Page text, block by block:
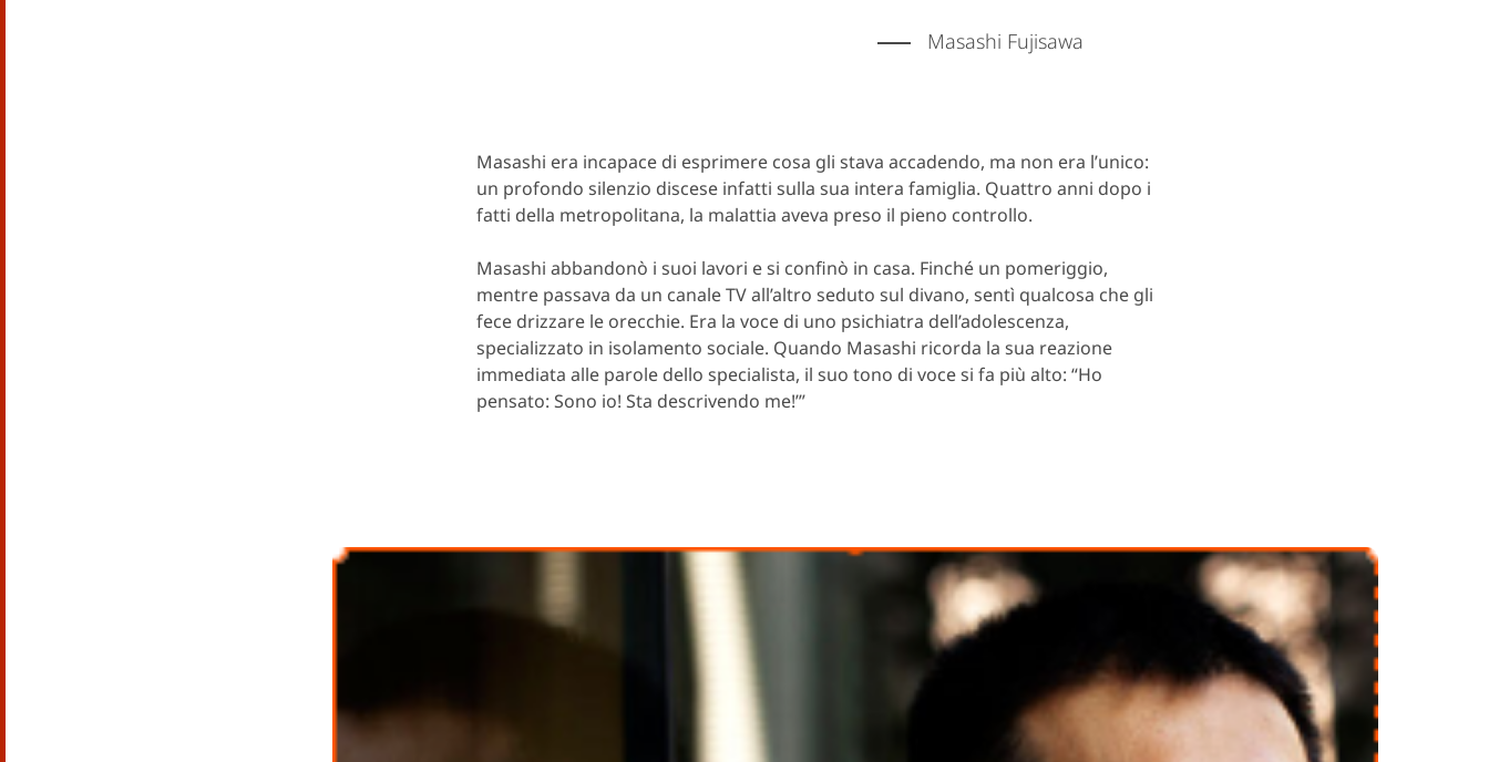
Masashi Fujisawa
Masashi era incapace di esprimere cosa gli stava accadendo, ma non era l’unico:
un profondo silenzio discese infatti sulla sua intera famiglia. Quattro anni dopo i
fatti della metropolitana, la malattia aveva preso il pieno controllo.
Masashi abbandonò i suoi lavori e si confinò in casa. Finché un pomeriggio,
mentre passava da un canale TV all’altro seduto sul divano, sentì qualcosa che gli
fece drizzare le orecchie. Era la voce di uno psichiatra dell’adolescenza,
specializzato in isolamento sociale. Quando Masashi ricorda la sua reazione
immediata alle parole dello specialista, il suo tono di voce si fa più alto: “Ho
pensato: Sono io! Sta descrivendo me!’”